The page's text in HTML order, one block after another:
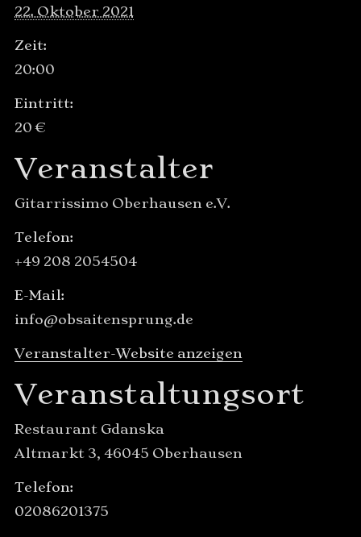
22. Oktober 2021
Zeit:
20:00
Eintritt:
20 €
Veranstaltungsort
Restaurant Gdanska
Altmarkt 3, 46045 Oberhausen
Telefon:
02086201375
Veranstalter
Gitarrissimo Oberhausen e.V.
Telefon:
+49 208 2054504
E-Mail:
info@obsaitensprung.de
Veranstalter-Website anzeigen